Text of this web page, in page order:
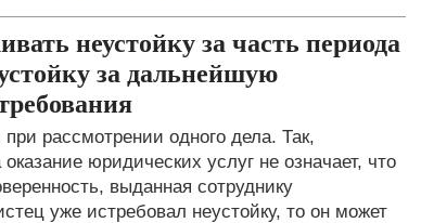
неустойку за часть периода
за дальнейшую
рассмотрении одного дела. Так,
юридических услуг не означает, что
выданная сотруднику
уже истребовал неустойку, то он может